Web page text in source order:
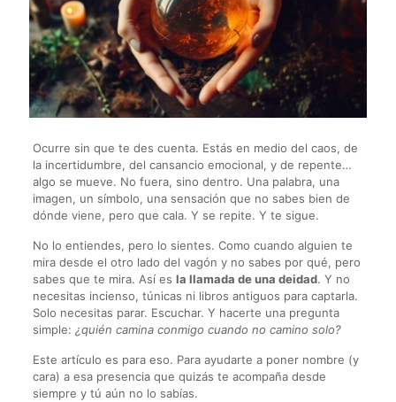
Ocurre sin que te des cuenta. Estás en medio del caos, de
la incertidumbre, del cansancio emocional, y de repente…
algo se mueve. No fuera, sino dentro. Una palabra, una
imagen, un símbolo, una sensación que no sabes bien de
dónde viene, pero que cala. Y se repite. Y te sigue.
No lo entiendes, pero lo sientes. Como cuando alguien te
mira desde el otro lado del vagón y no sabes por qué, pero
sabes que te mira. Así es la llamada de una deidad. Y no
necesitas incienso, túnicas ni libros antiguos para captarla.
Solo necesitas parar. Escuchar. Y hacerte una pregunta
simple: ¿quién camina conmigo cuando no camino solo?
Este artículo es para eso. Para ayudarte a poner nombre (y
cara) a esa presencia que quizás te acompaña desde
siempre y tú aún no lo sabías.